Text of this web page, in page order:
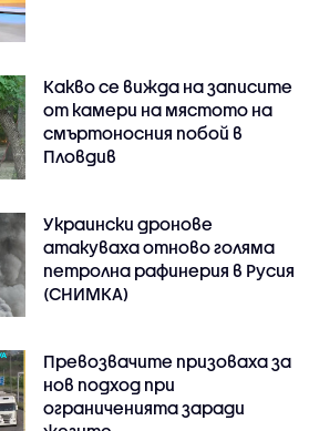
Какво се вижда на записите
от камери на мястото на
смъртоносния побой в
Пловдив
Украински дронове
атакуваха отново голяма
петролна рафинерия в Русия
(СНИМКА)
Превозвачите призоваха за
нов подход при
ограниченията заради